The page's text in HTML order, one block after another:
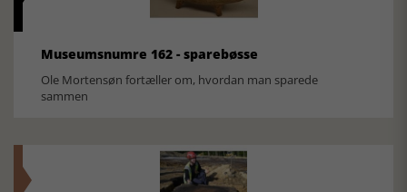
Museumsnumre 162 - sparebøsse
Ole Mortensøn fortæller om, hvordan man sparede
sammen